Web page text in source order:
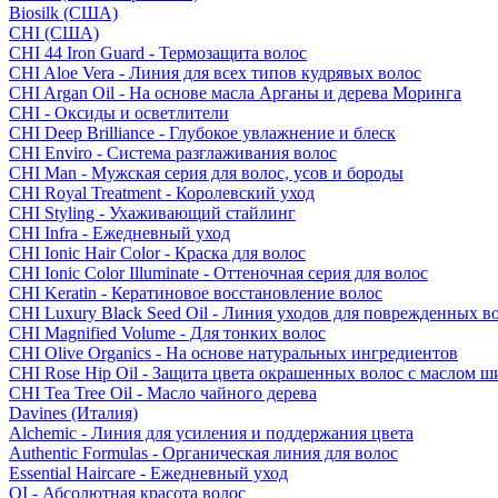
Biosilk (США)
CHI (США)
CHI 44 Iron Guard - Термозащита волос
CHI Aloe Vera - Линия для всех типов кудрявых волос
CHI Argan Oil - На основе масла Арганы и дерева Моринга
CHI - Оксиды и осветлители
CHI Deep Brilliance - Глубокое увлажнение и блеск
CHI Enviro - Система разглаживания волос
CHI Man - Мужская серия для волос, усов и бороды
CHI Royal Treatment - Королевский уход
CHI Styling - Ухаживающий стайлинг
CHI Infra - Ежедневный уход
CHI Ionic Hair Color - Краска для волос
CHI Ionic Color Illuminate - Оттеночная серия для волос
CHI Keratin - Кератиновое восстановление волос
CHI Luxury Black Seed Oil - Линия уходов для поврежденных
CHI Magnified Volume - Для тонких волос
CHI Olive Organics - На основе натуральных ингредиентов
CHI Rose Hip Oil - Защита цвета окрашенных волос с маслом
CHI Tea Tree Oil - Масло чайного дерева
Davines (Италия)
Alchemic - Линия для усиления и поддержания цвета
Authentic Formulas - Органическая линия для волос
Essential Haircare - Eжедневный уход
OI - Абсолютная красота волос